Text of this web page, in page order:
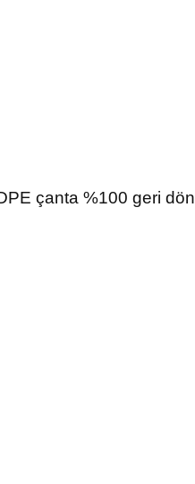
çanta %100 geri